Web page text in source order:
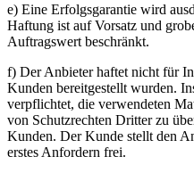
e) Eine Erfolgsgarantie wird
Haftung ist auf Vorsatz und
Auftragswert beschränkt.
f) Der Anbieter haftet nicht für
Kunden bereitgestellt wurden.
verpflichtet, die verwendeten
von Schutzrechten Dritter zu
Kunden. Der Kunde stellt den
erstes Anfordern frei.